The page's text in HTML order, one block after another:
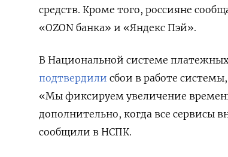
средств. Кроме того, россияне
«OZON банка» и «Яндекс Пэй».
В Национальной системе
подтвердили сбои в работе
«Мы фиксируем увеличение
дополнительно, когда все сервисы
сообщили в НСПК.